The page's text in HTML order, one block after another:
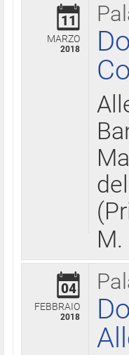
11
MARZO
2018
04
FEBBRAIO
2018